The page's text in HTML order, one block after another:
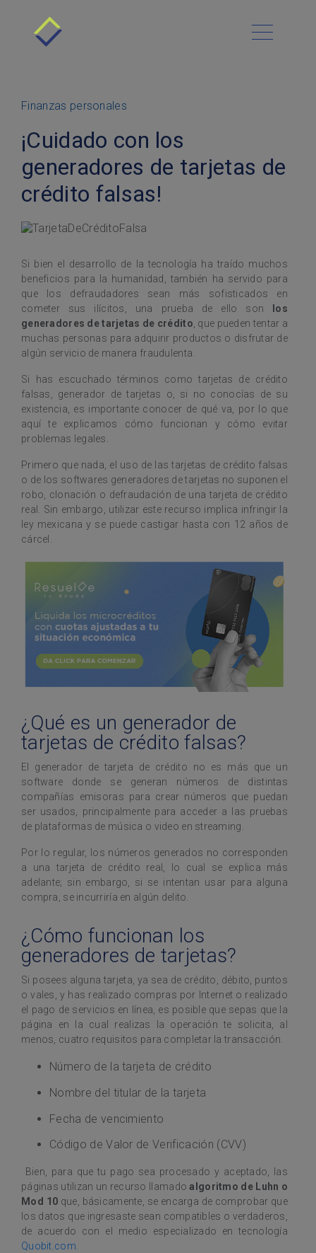
Menú Principal
Cómo funciona
Historias de Éxito
Preguntas Frecuentes
Deudas Automotrices
Conócenos
Deudas
Negocios y finanzas
Finanzas personales
Préstamos personales
Platica con nosotros
Sucursales
Clientes
Asesoría Gratis
Finanzas personales
¡Cuidado con los
generadores de tarjetas de
crédito falsas!
Si bien el desarrollo de la tecnología ha traído muchos
beneficios para la humanidad, también ha servido para
que los defraudadores sean más sofisticados en
cometer sus ilícitos, una prueba de ello son
los
generadores de tarjetas de crédito , que pueden tentar a
muchas personas para adquirir productos o disfrutar de
algún servicio de manera fraudulenta.
Si has escuchado términos como tarjetas de crédito
falsas, generador de tarjetas o, si no conocías de su
existencia, es importante conocer de qué va, por lo que
aquí te explicamos cómo funcionan y cómo evitar
problemas legales.
Primero que nada, el uso de las tarjetas de crédito falsas
o de los softwares generadores de tarjetas no suponen el
robo, clonación o defraudación de una tarjeta de crédito
real. Sin embargo, utilizar este recurso implica infringir la
ley mexicana y se puede castigar hasta con 12 años de
cárcel.
¿Qué es un generador de
tarjetas de crédito falsas?
El generador de tarjeta de crédito no es más que un
software donde se generan números de distintas
compañías emisoras para crear números que puedan
ser usados, principalmente para acceder a las pruebas
de plataformas de música o video en streaming.
Por lo regular, los números generados no corresponden
a una tarjeta de crédito real, lo cual se explica más
adelante; sin embargo, si se intentan usar para alguna
compra, se incurriría en algún delito.
¿Cómo funcionan los
generadores de tarjetas?
Si posees alguna tarjeta, ya sea de crédito, débito, puntos
o vales, y has realizado compras por Internet o realizado
el pago de servicios en línea, es posible que sepas que la
página en la cual realizas la operación te solicita, al
menos, cuatro requisitos para completar la transacción.
Número de la tarjeta de crédito
Nombre del titular de la tarjeta
Fecha de vencimiento
Código de Valor de Verificación (CVV)
Bien, para que tu pago sea procesado y aceptado, las
páginas utilizan un recurso llamadoalgoritmo de Luhn o
Mod 10 que, básicamente, se encarga de comprobar que
los datos que ingresaste sean compatibles o verdaderos,
de acuerdo con el medio especializado en tecnología
Quobit.com.